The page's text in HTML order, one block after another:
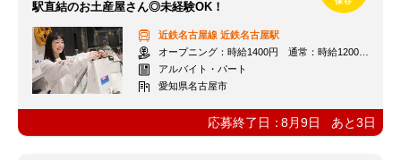
駅直結のお土産屋さん◎未経験OK！
近鉄名古屋線 近鉄名古屋駅
オープニング：時給1400円 通常：時給1200円～＋交通費全額支給
アルバイト・パート
愛知県名古屋市
応募終了日：8月9日 あと3日